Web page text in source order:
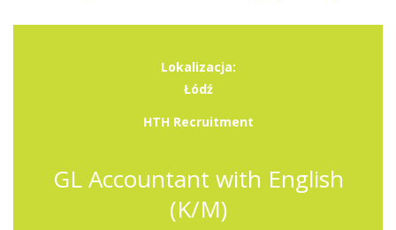
Lokalizacja:
Łódź
HTH Recruitment
GL Accountant with English
(K/M)